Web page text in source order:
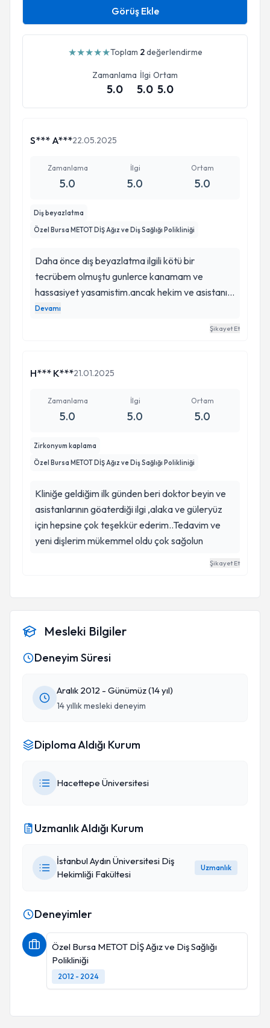
Görüş Ekle
★★★★★Toplam 2değerlendirme
Zamanlama
5.0
İlgi
5.0
Ortam
5.0
S*** A***22.05.2025
Zamanlama
5.0
İlgi
5.0
Ortam
5.0
Diş beyazlatma
Özel Bursa METOT DİŞ Ağız ve Diş Sağlığı Polikliniği
Daha önce dış beyazlatma ilgili kötü bir
tecrübem olmuştu gunlerce kanamam ve
hassasiyet yasamistim.ancak hekim ve asistanı
guleryuzlu ve sakin tavırları beni oldukça
rahatlattı. Detaylı açıklamalar işlem sırasında ve
memnun kaldim.Rutin kontrol için de muhakkak
Devamı
Şikayet Et
H*** K***21.01.2025
Zamanlama
5.0
İlgi
5.0
Ortam
5.0
Zirkonyum kaplama
Özel Bursa METOT DİŞ Ağız ve Diş Sağlığı Polikliniği
Kliniğe geldiğim ilk günden beri doktor beyin ve
asistanlarının göaterdiği ilgi ,alaka ve güleryüz
için hepsine çok teşekkür ederim..Tedavim ve
yeni dişlerim mükemmel oldu çok sağolun
Şikayet Et
Mesleki Bilgiler
Deneyim Süresi
Aralık 2012 - Günümüz (14 yıl)
14 yıllık mesleki deneyim
Diploma Aldığı Kurum
Hacettepe Üniversitesi
Uzmanlık Aldığı Kurum
İstanbul Aydın Üniversitesi Diş
Hekimliği Fakültesi
Uzmanlık
Deneyimler
Özel Bursa METOT DİŞ Ağız ve Diş Sağlığı
Polikliniği
2012 - 2024